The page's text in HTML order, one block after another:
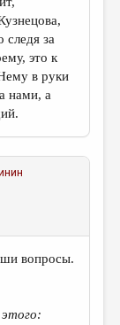
следя за
это к
в руки
нами, а
вопросы.